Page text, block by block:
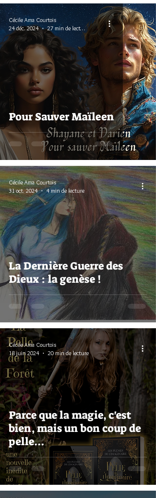
Pour Sauver Maïleen
Cécile Ama Courtois
24 déc. 2024
27 min de lecture
La Dernière Guerre des
Dieux : la genèse !
Cécile Ama Courtois
31 oct. 2024
4 min de lecture
Parce que la magie, c'est
bien, mais un bon coup de
pelle...
Cécile Ama Courtois
18 juin 2024
20 min de lecture